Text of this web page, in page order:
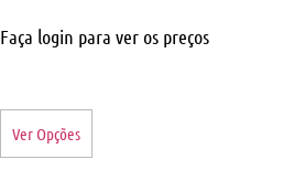
Faça login para ver os preços
Ver Opções